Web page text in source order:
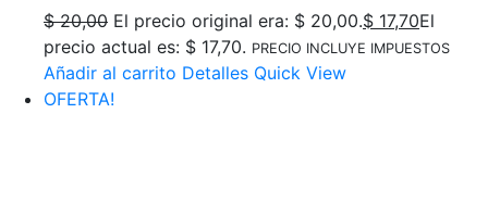
$20,00 El precio original era: $ 20,00.$ 17,70El
precio actual es: $ 17,70. PRECIO INCLUYE IMPUESTOS
Añadir al carrito Detalles Quick View
OFERTA!